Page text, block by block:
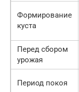
Формирование
куста
Перед сбором
урожая
Период покоя